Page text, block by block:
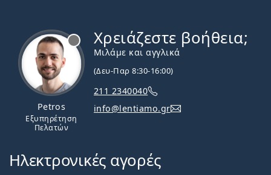
Petros
Εξυπηρέτηση
Πελατών
Χρειάζεστε βοήθεια;
Μιλάμε και αγγλικά
(Δευ-Παρ 8:30-16:00)
211 2340040
info@lentiamo.gr
Ηλεκτρονικές αγορές